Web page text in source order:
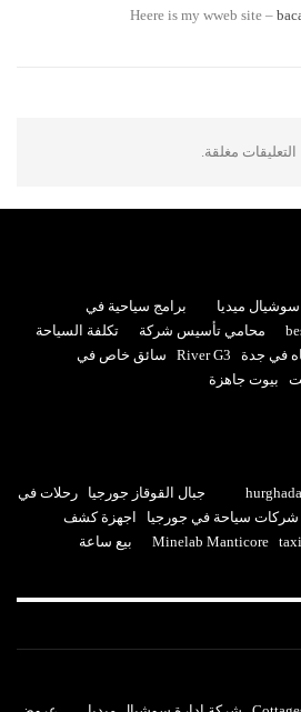
Heere is my wweb site –
التعليقات مغلقة.
ميديا
برامج سياحية في
محامي تأسيس شركة
تكلفة السياحة
في جدة River G3
سائق خاص في
بيوت جاهزة
جبال القوقاز جورجيا
رحلات في
شركات سياحة في جورجيا
اجهزة كشف
Minelab Manticore
بيع ساعة